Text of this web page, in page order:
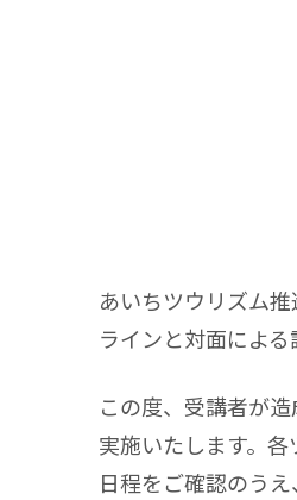
あいちツウリズム
ラインと対面による
この度、受講者が
実施いたします。
日程をご確認のうえ、